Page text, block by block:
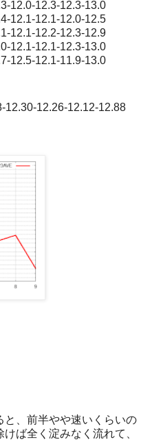
12.0-12.3-12.3-13.0
12.1-12.1-12.0-12.5
12.1-12.2-12.3-12.9
12.1-12.1-12.3-13.0
12.5-12.1-11.9-13.0
12.30-12.26-12.12-12.88
、前半やや速いくらいの
ば全く淀みなく流れて、